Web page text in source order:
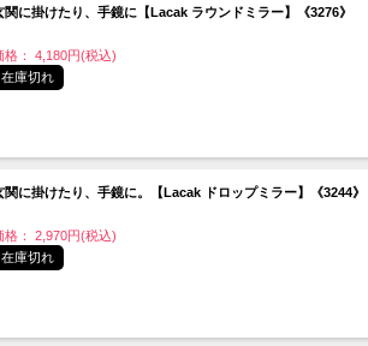
関に掛けたり、手鏡に【Lacak ラウンドミラー】《3276》
格： 4,180円(税込)
在庫切れ
関に掛けたり、手鏡に。【Lacak ドロップミラー】《3244》
格： 2,970円(税込)
在庫切れ